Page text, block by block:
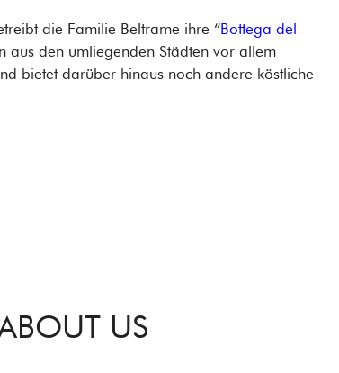
die Familie Beltrame ihre “Bottega del
aus den umliegenden Städten vor allem
bietet darüber hinaus noch andere köstliche
US